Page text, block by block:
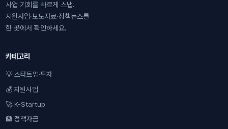
사업 기회를 빠르게 스냅.
지원사업·보도자료·정책뉴스를
한 곳에서 확인하세요.
카테고리
💡 스타트업·투자
💰 지원사업
🚀 K-Startup
🏦 정책자금